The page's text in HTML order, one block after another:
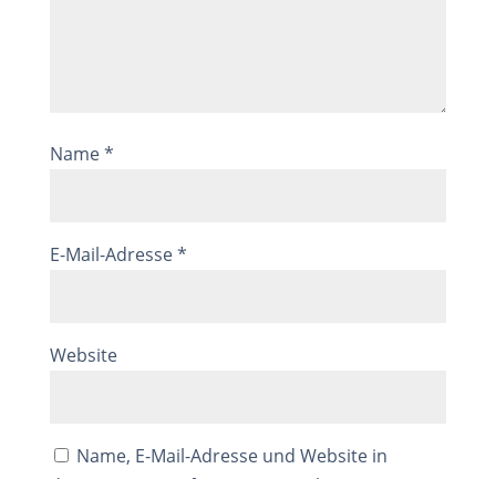
Name*
E-Mail-Adresse*
Website
Name, E-Mail-Adresse und Website in